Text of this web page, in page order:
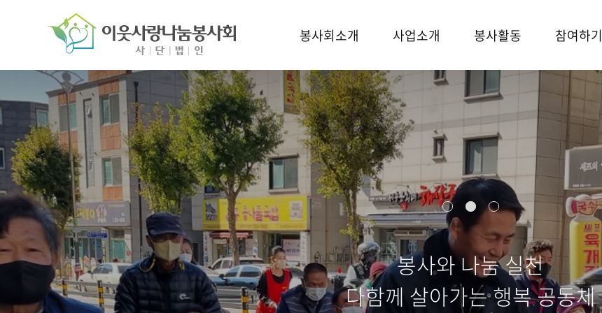
봉사회소개 사업소개 봉사활동 참여하기
봉사와 나눔 실천
다함께 살아가는 행복 공동체